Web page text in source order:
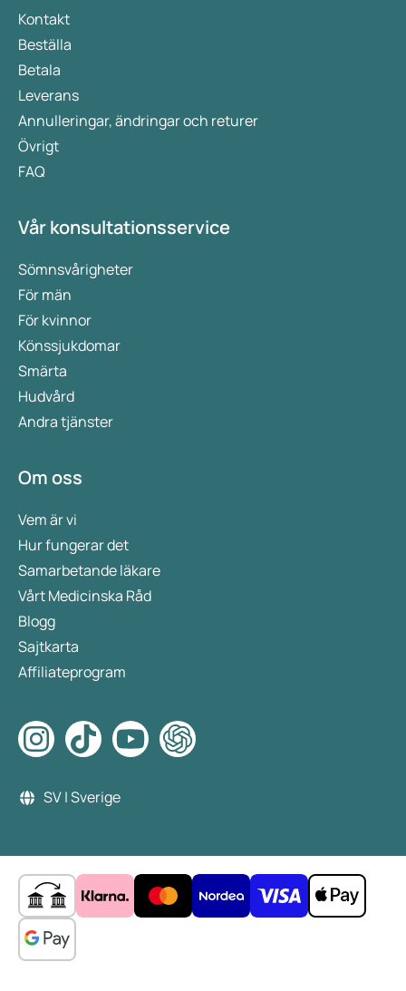
Kontakt
Beställa
Betala
Leverans
Annulleringar, ändringar och returer
Övrigt
FAQ
Vår konsultationsservice
Sömnsvårigheter
För män
För kvinnor
Könssjukdomar
Smärta
Hudvård
Andra tjänster
Om oss
Vem är vi
Hur fungerar det
Samarbetande läkare
Vårt Medicinska Råd
Blogg
Sajtkarta
Affiliateprogram
SV | Sverige